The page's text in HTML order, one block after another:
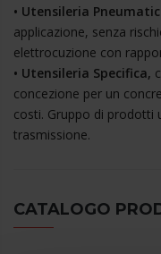
• Utensileria
applicazione, senza
elettrocuzione con
• Utensileria Specifica,
concezione per un
costi. Gruppo di prodotti
trasmissione.
CATALOGO